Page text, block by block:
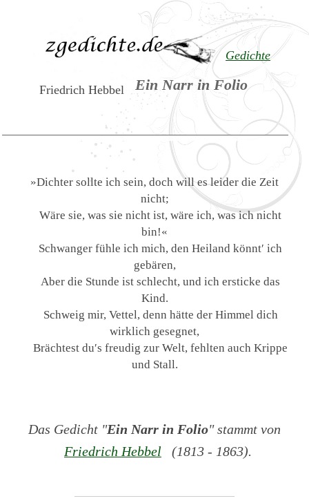
Gedichte
Ein Narr in Folio
Friedrich Hebbel
»Dichter sollte ich sein, doch will es leider die Zeit
nicht;
Wäre sie, was sie nicht ist, wäre ich, was ich nicht
bin!«
Schwanger fühle ich mich, den Heiland könnt′ ich
gebären,
Aber die Stunde ist schlecht, und ich ersticke das
Kind.
Schweig mir, Vettel, denn hätte der Himmel dich
wirklich gesegnet,
Brächtest du′s freudig zur Welt, fehlten auch Krippe
und Stall.
Das Gedicht "Ein Narr in Folio" stammt von
Friedrich Hebbel (1813 - 1863).